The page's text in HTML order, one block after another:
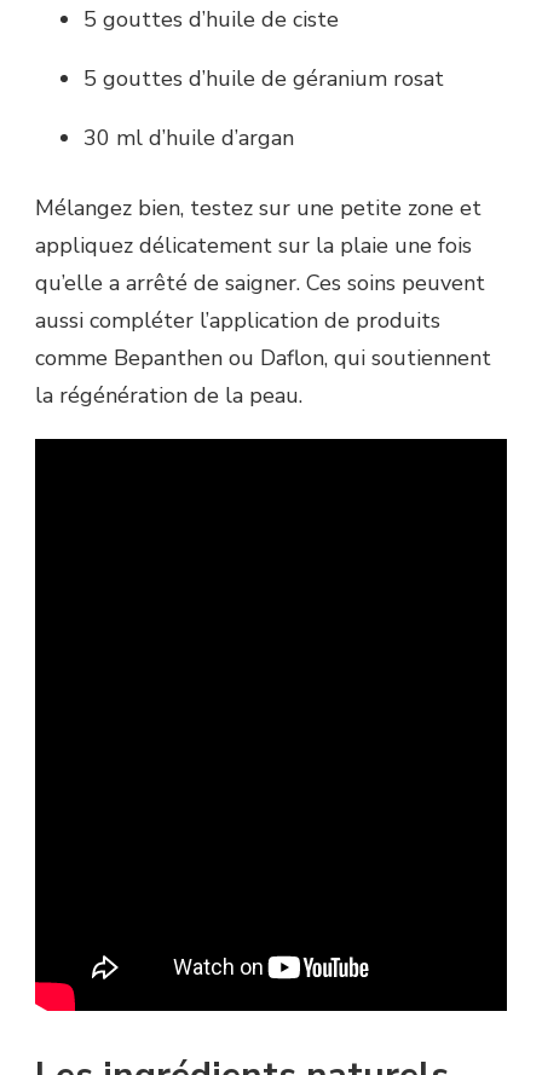
5 gouttes d’huile de ciste
5 gouttes d’huile de géranium rosat
30 ml d’huile d’argan
Mélangez bien, testez sur une petite zone et
appliquez délicatement sur la plaie une fois
qu’elle a arrêté de saigner. Ces soins peuvent
aussi compléter l’application de produits
comme Bepanthen ou Daflon, qui soutiennent
la régénération de la peau.